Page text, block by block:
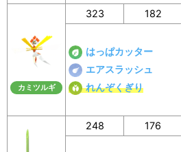
カミツルギ
323 182
はっぱカッター
エアスラッシュ
れんぞくぎり
248 176